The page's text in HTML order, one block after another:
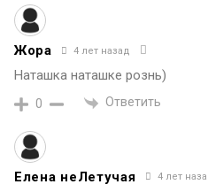
Жора 4 лет назад
Наташка наташке рознь)
0 Ответить
Елена неЛетучая 4 лет